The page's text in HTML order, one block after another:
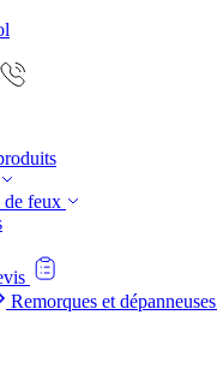
feux
Remorques et dépanneuses